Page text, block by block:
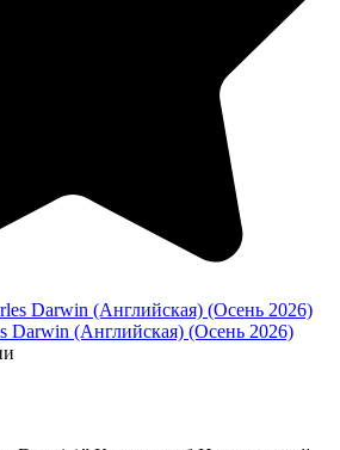
Darwin (Английская) (Осень 2026)